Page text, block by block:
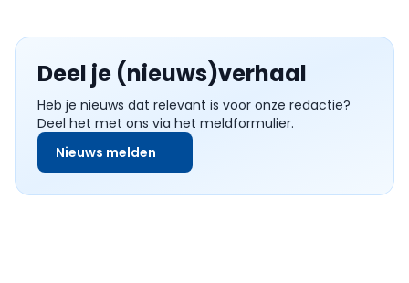
Deel je (nieuws)verhaal
Heb je nieuws dat relevant is voor onze redactie?
Deel het met ons via het meldformulier.
Nieuws melden